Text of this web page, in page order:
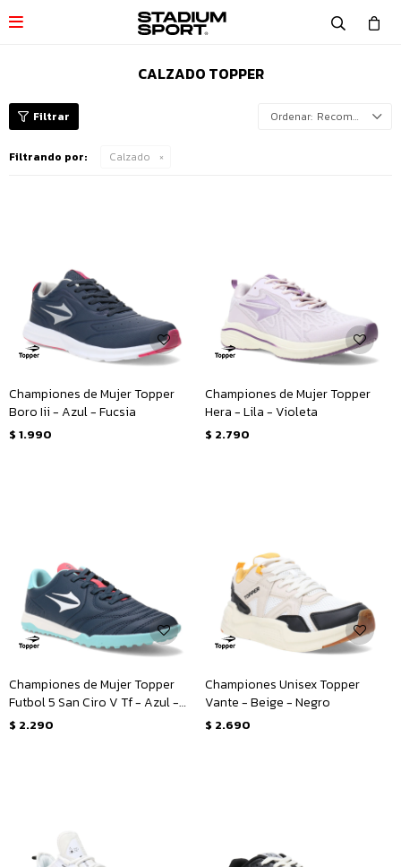

CALZADO TOPPER
Recomendados
Filtrando por: Calzado
Championes de Mujer Topper
Boro Iii - Azul - Fucsia
$ 1.990
Championes de Mujer Topper
Hera - Lila - Violeta
$ 2.790
Championes de Mujer Topper
Futbol 5 San Ciro V Tf - Azul -
Rosado
$ 2.290
Championes Unisex Topper
Vante - Beige - Negro
$ 2.690